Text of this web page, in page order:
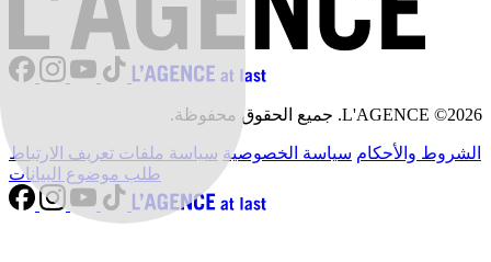
L'AGENCE ©2026. جميع الحقوق محفوظة.
الشروط والأحكام سياسة الخصوصية سياسة ملفات تعريف الارتباط
طلب موضوع البيانات